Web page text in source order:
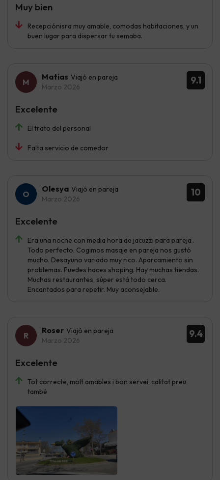
Recepciónisra muy amable, comodas habitaciones, y un
buen lugar para dispersar tu semaba.
Muy bien
9.1
Matias Viajó en pareja
Marzo 2026
El trato del personal
Falta servicio de comedor
Excelente
10
Olesya Viajó en pareja
Marzo 2026
Era una noche con media hora de jacuzzi para pareja .
Todo perfecto. Cogimos masaje en pareja nos gustó
mucho. Desayuno variado muy rico. Aparcamiento sin
problemas. Puedes haces shoping. Hay muchas tiendas.
Muchas restaurantes, súper está todo cerca.
Encantados para repetir. Muy aconsejable.
Excelente
9.4
Roser Viajó en pareja
Marzo 2026
Tot correcte, molt amables i bon servei, calitat preu
també
Excelente